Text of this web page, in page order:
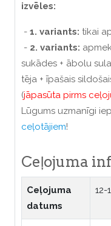
izvēles:
- 1. variants: tikai
- 2. variants:
sukādes + ābolu
tēja + īpašais
(jāpasūta pirms
Lūgums uzmanīgi
ceļotājiem!
Ceļojuma
Ceļojuma
datums
12-